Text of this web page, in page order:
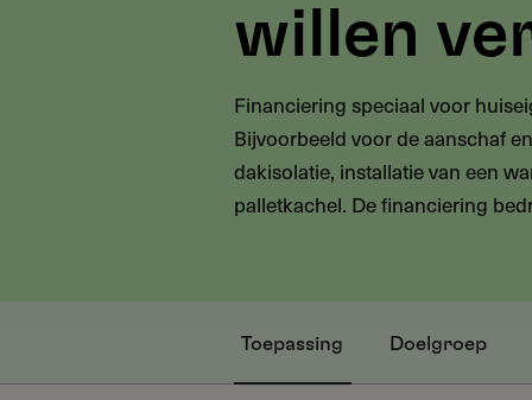
willen
Financiering speciaal voor
Bijvoorbeeld voor de aanschaf
dakisolatie, installatie van een
palletkachel. De financiering
Toepassing Doelgroep